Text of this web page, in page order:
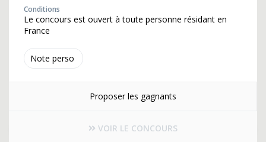
Note perso
Conditions
Le concours est ouvert à toute personne résidant en
France
Proposer les gagnants
VOIR LE CONCOURS